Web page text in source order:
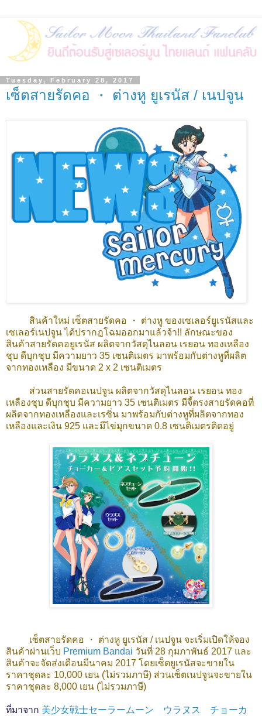
Tuesday, February 28, 2017
เซ็ตสายรัดคอ ・ ต่างหู ยูเรนัส / เนปจูน
สินค้าใหม่ เซ็ตสายรัดคอ ・ ต่างหู ของเซเลอร์ยูเรนัสและ
เซเลอร์เนปจูน ได้ปรากฎโฉมออกมาแล้วจ้า!! ลักษณะของ
สินค้าสายรัดคอยูเรนัส ผลิตจากวัสดุไนลอน เรยอน ทองเหลือง
ชุบ ดีบุกชุบ มีความยาว 35 เซนติเมตร มาพร้อมกับต่างหูที่ผลิต
จากทองเหลือง มีขนาด 2 x 2 เซนติเมตร
ส่วนสายรัดคอเนปจูน ผลิตจากวัสดุไนลอน เรยอน ทอง
เหลืองชุบ ดีบุกชุบ มีความยาว 35 เซนติเมตร มีจี้ตรงสายรัดคอที่
ผลิตจากทองเหลืองและเรซิ่น มาพร้อมกับต่างหูที่ผลิตจากทอง
เหลืองและเงิน 925 และมีไข่มุกขนาด 0.8 เซนติเมตรติดอยู่
เซ็ตสายรัดคอ ・ ต่างหู ยูเรนัส / เนปจูน จะเริ่มเปิดให้จอง
สินค้าผ่านเว็บ Premium Bandai วันที่ 28 กุมภาพันธ์ 2017 และ
สินค้าจะจัดส่งเดือนมีนาคม 2017 โดยเซ็ตยูเรนัสจะขายใน
ราคาชุดละ 10,000 เยน (ไม่รวมภาษี) ส่วนเซ็ตเนปจูนจะขายใน
ราคาชุดละ 8,000 เยน (ไม่รวมภาษี)
ที่มาจาก 美少女戦士セーラームーン ウラヌス チョーカ